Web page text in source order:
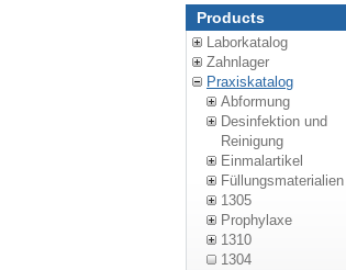
Products
Laborkatalog
Zahnlager
Praxiskatalog
Abformung
Desinfektion und
Reinigung
Einmalartikel
Füllungsmaterialien
1305
Prophylaxe
1310
1304